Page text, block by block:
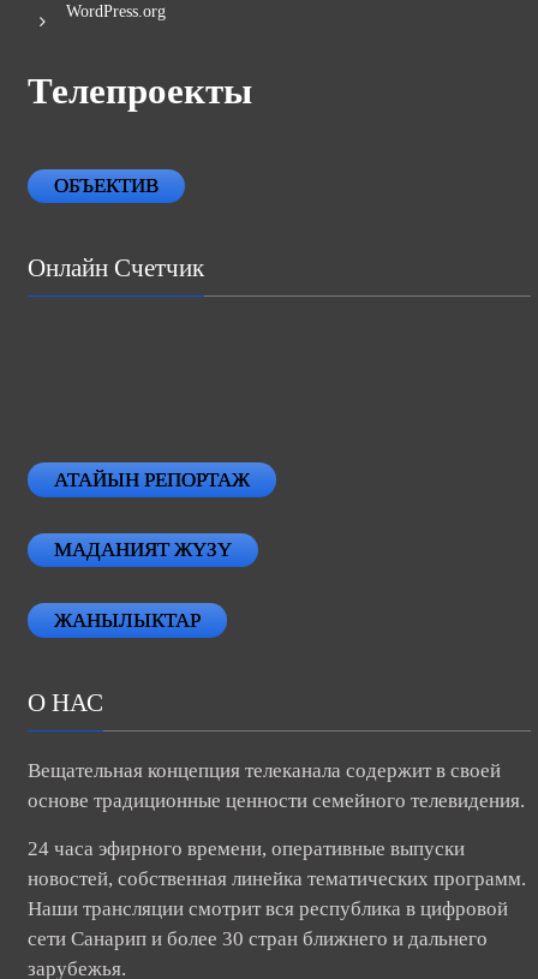
WordPress.org
Телепроекты
ОБЪЕКТИВ
Онлайн Счетчик
АТАЙЫН РЕПОРТАЖ
МАДАНИЯТ ЖҮЗҮ
ЖАНЫЛЫКТАР
О НАС
Вещательная концепция телеканала содержит в своей
основе традиционные ценности семейного телевидения.
24 часа эфирного времени, оперативные выпуски
новостей, собственная линейка тематических программ.
Наши трансляции смотрит вся республика в цифровой
сети Санарип и более 30 стран ближнего и дальнего
зарубежья.